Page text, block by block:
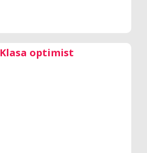
Klasa optimist